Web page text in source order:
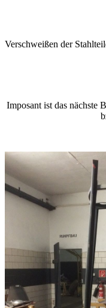
Verschweißen der
Imposant ist das nächste